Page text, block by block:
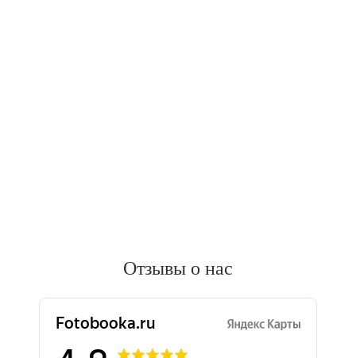
Отзывы о нас